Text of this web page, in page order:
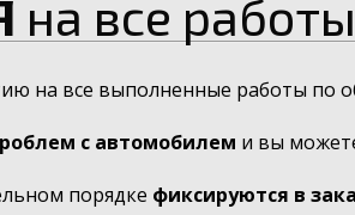
на все работы
на все выполненные работы по
с автомобилем и вы
порядке фиксируются в